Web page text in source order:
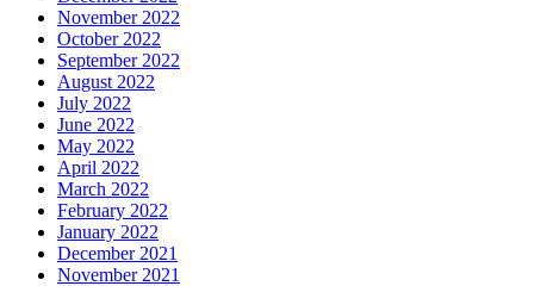
November 2022
October 2022
September 2022
August 2022
July 2022
June 2022
May 2022
April 2022
March 2022
February 2022
January 2022
December 2021
November 2021